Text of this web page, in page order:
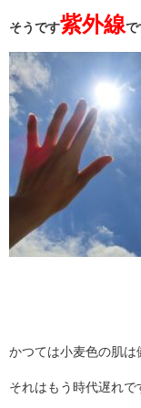
そうです紫外線で
かつては小麦色の肌
それはもう時代遅れで